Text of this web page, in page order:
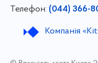
Телефон: (044) 366-
Компанія